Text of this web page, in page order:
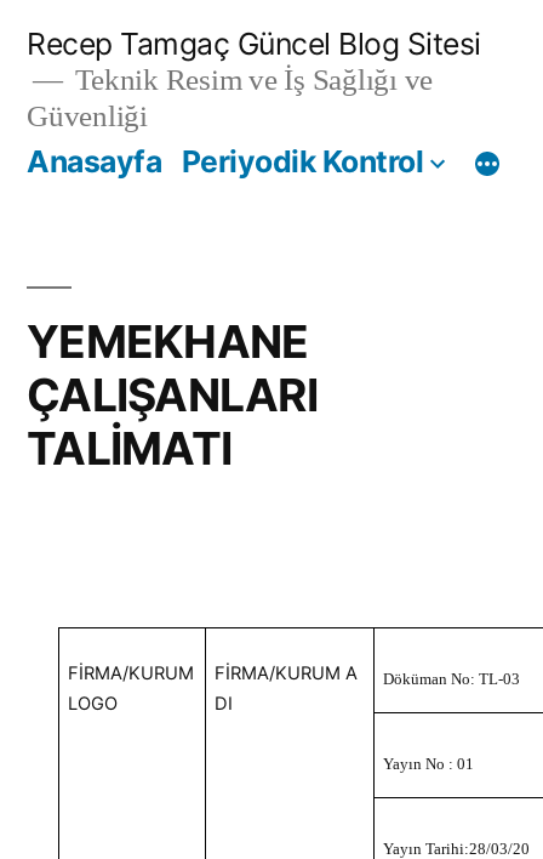
Recep Tamgaç Güncel Blog Sitesi
Teknik Resim ve İş Sağlığı ve
Güvenliği
Anasayfa Periyodik Kontrol
YEMEKHANE
ÇALIŞANLARI
TALİMATI
FİRMA/KURUM
LOGO
FİRMA/KURUM A
DI
Döküman No: TL-03
Yayın No : 01
Yayın Tarihi:28/03/20